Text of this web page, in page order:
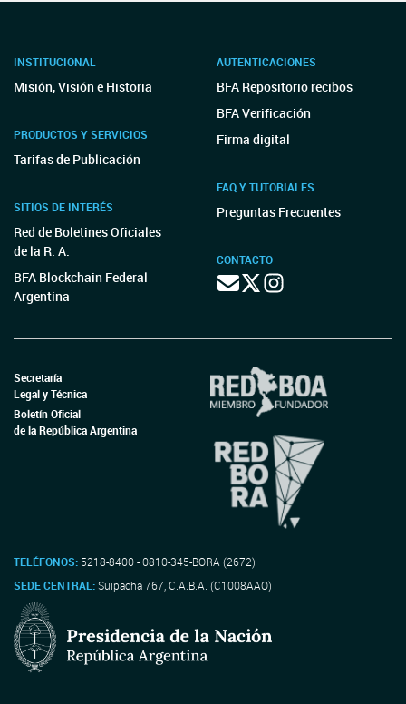
INSTITUCIONAL
Misión, Visión e Historia
PRODUCTOS Y SERVICIOS
Tarifas de Publicación
SITIOS DE INTERÉS
Red de Boletines Oficiales
de la R. A.
BFA Blockchain Federal
Argentina
AUTENTICACIONES
BFA Repositorio recibos
BFA Verificación
Firma digital
FAQ Y TUTORIALES
Preguntas Frecuentes
CONTACTO
Secretaría
Legal y Técnica
Boletín Oficial
de la República Argentina
TELÉFONOS: 5218-8400 - 0810-345-BORA (2672)
SEDE CENTRAL:Suipacha 767, C.A.B.A. (C1008AAO)